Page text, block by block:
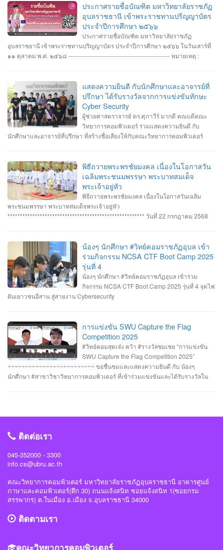
ประกาศรายชื่อบัณฑิต มหาวิทยาลัยราชภัฏ
อุบลราชธานี เข้าพระราชทานปริญญาบัตร
ประจำปีการศึกษา ๒๕๖๖
ประกาศรายชื่อบัณฑิต มหาวิทยาลัยราชภัฏ
อุบลราชธานี เข้าพระราชทานปริญญาบัตร ประจำปีการศึกษา ๒๕๖๖ ในวันเสาร์ที่
๑๑ ตุลาคม พ.ศ. ๒๕๖๘ --------------------------------------------------- หมายเหตุ :
แสดงความยินดี กับนักศึกษาและอาจารย์ที่
ปรึกษา ได้รับรางวัลจากการแข่งขันทักษะ
Cyber Security
ผู้ช่วยศาสตราจารย์ ดร.ศุภาวีร์ มากดี คณบดีคณะ
วิทยาการคอมพิวเตอร์ ร่วมแสดงความยินดี กับ
นักศึกษาและอาจารย์ที่ปรึกษา ที่สร้างชื่อเสียงให้กับคณะวิทยาการคอมพิวเตอร์
ปลอดภัยทางไซเบอร์ IT RERU CYBER HACKATHON#1 2025 ภายใต้โครงการ
“เปิดโลกวิชาการ 25 ปี มหาวิทยาลัยราชภัฏร้อยเอ็ด” วันที่ 7-8 กรกฎาคม 2568 รุ่น
Senior #รางวัลชนะเลิศ ทีม Don’t know Everything นายชัยวัฒน์ ชัยฤทธิ์ นาย
อาทิตย์ สายกนก นายสุริยา ขันทา ทำคะแนนได้สูงสุด 2260 คะแนน #รางวัลรอง
ชนะเลิศอันดับที่_1 ทีม MVP นายอัมรินทร์ จำปาหอม นายนวพงษ์ ธรรมสัตย์ นายวี
รพงษ์ โสระธิ ทำคะแนนได้ 1310 คะแนน #รางวัลรองชนะเลิศอันดับที่_2 ทีม
รัตนภักดี MR. SENG SOPHIN นายศตวรรษ วิลามาตย์ ทำคะแนนได้ 500 คะแนน
จบที่อันดับ 9 จาก 13 ทีมที่เข้าร่วมแข่งขันในครั้งนี้ RERU CYBER
HACKATHON#1 2025 จัดโดย คณะเทคโนโลยีสารสนเทศ มหาวิทยาลัยราชภัฏ
ร้อยเอ็ด ร่วมกับสำนักงานคณะกรรมการการรักษาความมั่นคงปลอดภัยไซเบอร์แห่ง
ชาติ (สกมช.) รายการที่ 2. “การแข่งขัน SWU Capture the Flag Competition
2025” เมื่อวันอังคารที่ 1 และ 8 กรกฎาคม 2568 (จัดการแข่งขันในรูปแบบออนไลน์
ในโครงการจำนวน 60 ทีม จัดโดย ภาควิชาวิศวกรรมคอมพิวเตอร์ คณะ
วิศวกรรมศาสตร์ มหาวิทยาลัยศรีนครินทรวิโรฒ ร่วมกับ บริษัท ACIS Professional
Center และ บริษัท SEC Playground รายการที่ 3. การแข่งขัน Mini CTF ระหว่างผู้
เข้าร่วม NCSA CTF Boot Camp 2025 รุ่นที่ 4 ซึ่งจัดขึ้นในระหว่างวันที่ 19–20
กรกฎาคม 2568 นายอาทิตย์ สายกนก นักศึกษาชั้นปีที่ 3 ได้รับ #รางวัล_MVP ผู้ที่
ทำคะแนนรายบุคคลสูงสุด (3400 คะแนน) จัดโดย #สำนักงานคณะกรรมการการ
พิธีถวายพระพรชัยมงคล เนื่องในโอกาสวัน
เฉลิมพระชนมพรรษา พระบาทสมเด็จ
พระเจ้าอยู่หัว
พิธีถวายพระพรชัยมงคล เนื่องในโอกาสวันเฉลิม
พระชนมพรรษา พระบาทสมเด็จพระเจ้าอยู่หัว
******************************************************* วันที่ 22 กรกฎาคม 2568
พระเจ้าอยู่หัว เนื่องในโอกาสมหามงคลเฉลิมพระชนมพรรษา 28 กรกฎาคม 2568 ณ
หอประชุมไพรพะยอม มหาวิทยาลัยราชภัฏอุบลราชธานี โดยมีท่าน รอง
ศาสตราจารย์ธรรมรักษ์ ละอองนวล อธิการบดี เป็นประธานในพิธีถวายพระพร
ชัยมงคลและวางพานพุ่มทอง-พานพุ่มเงิน #คณะวิทยาการคอมพิวเตอร์
#มหาวิทยาลัยแห่งความสุข #มหาวิทยาลัยราชภัฏอุบลราชธานี
น้องๆ นักศึกษา #วิทย์คอมราชภัฏอุบล เข้า
ร่วมกิจกรรม NCSA CTF Boot Camp 2025
รุ่นที่ 4
น้องๆ นักศึกษา #วิทย์คอมราชภัฏอุบล เข้าร่วม
กิจกรรม NCSA CTF Boot Camp 2025 รุ่นที่ 4 จุดไฟ
ฝันเยาวชนอีสาน สู่สายงาน Cybersecurity
การแข่งขัน SWU Capture the Flag
Competition 2025
#วิทย์คอมสุดเจ๋ง คว้า #รางวัลชมเชย “การแข่งขัน
SWU Capture the Flag Competition 2025”
~~~~~~~~~~~~~~~~~~~~~~~~~ ขอชื่นชมและแสดงความยินดี กับ น้องๆ
นักศึกษา #สาขาวิชาวิทยาการคอมพิวเตอร์ ที่เข้าร่วมแข่งขันและได้รับรางวัลใน
24 สถาบันการศึกษา รวมทีมมาเข้าร่วมทำการแข่งขันในโครงการจำนวน 60 ทีม
#มหาวิทยาลัยราชภัฏอุบลราชธานี
ติดต่อเรา
045-352000 - 3300
info.cs@ubru.ac.th
คณะวิทยาการคอมพิวเตอร์ มหาวิทยาลัยราชภัฏอุบลราชธานี อาคารศูนย์
ภาษาและคอมพิวเตอร์(ตึก 30) ถนนแจ้งสนิท ซอยแจ้งสนิท 1(ซอยกรม
สรรพากร) ต.ในเมือง อ.เมือง จ.อุบลราชธานี 34000
ติดตามเรา
คณะวิทยาการคอมพิวเตอร์